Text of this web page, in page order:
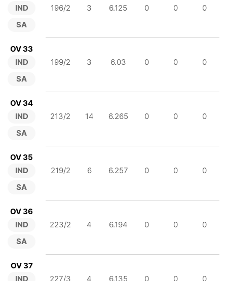
IND
SA
196/2 3 6.125 0 0 0
OV 33
IND
SA
199/2 3 6.03 0 0 0
OV 34
IND
SA
213/2 14 6.265 0 0 0
OV 35
IND
SA
219/2 6 6.257 0 0 0
OV 36
IND
SA
223/2 4 6.194 0 0 0
OV 37
IND
227/3 4 6.135 0 0 0